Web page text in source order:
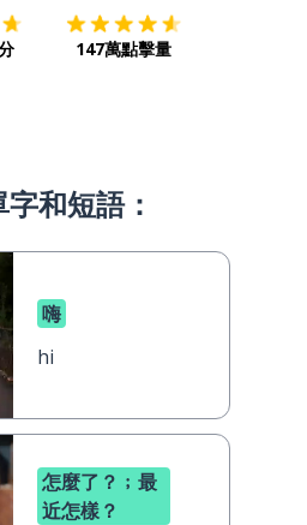
147萬點擊量
和短語：
嗨
hi
怎麼了？﹔最
近怎樣？